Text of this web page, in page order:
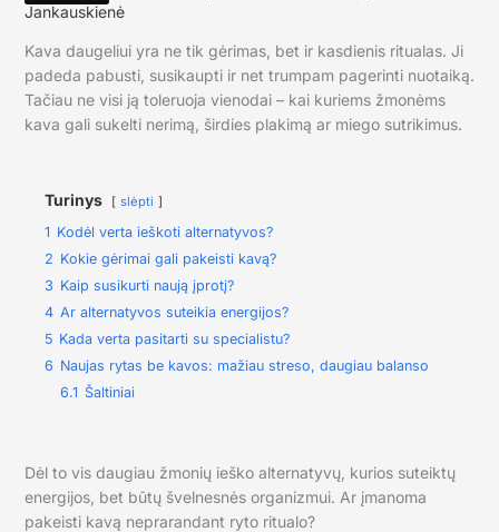
Jankauskienė
Kava daugeliui yra ne tik gėrimas, bet ir kasdienis ritualas. Ji
padeda pabusti, susikaupti ir net trumpam pagerinti nuotaiką.
Tačiau ne visi ją toleruoja vienodai – kai kuriems žmonėms
kava gali sukelti nerimą, širdies plakimą ar miego sutrikimus.
Turinys slėpti
1 Kodėl verta ieškoti alternatyvos?
2 Kokie gėrimai gali pakeisti kavą?
3 Kaip susikurti naują įprotį?
4 Ar alternatyvos suteikia energijos?
5 Kada verta pasitarti su specialistu?
6 Naujas rytas be kavos: mažiau streso, daugiau balanso
6.1 Šaltiniai
Dėl to vis daugiau žmonių ieško alternatyvų, kurios suteiktų
energijos, bet būtų švelnesnės organizmui. Ar įmanoma
pakeisti kavą neprarandant ryto ritualo?